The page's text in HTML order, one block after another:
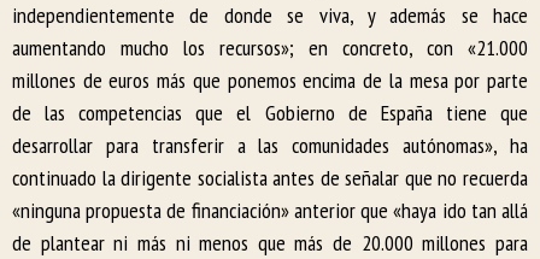
independientemente de donde se viva, y además se hace
aumentando mucho los recursos»; en concreto, con «21.000
millones de euros más que ponemos encima de la mesa por parte
de las competencias que el Gobierno de España tiene que
desarrollar para transferir a las comunidades autónomas», ha
continuado la dirigente socialista antes de señalar que no recuerda
«ninguna propuesta de financiación» anterior que «haya ido tan allá
de plantear ni más ni menos que más de 20.000 millones para